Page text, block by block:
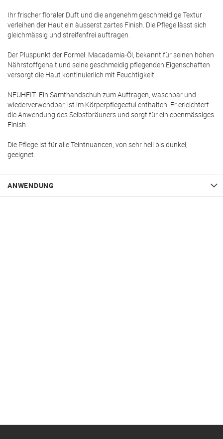
Ihr frischer floraler Duft und die angenehm geschmeidige Textur
verleihen der Haut ein äusserst zartes Finish. Die Pflege lässt sich
gleichmässig und streifenfrei auftragen.
Der Pluspunkt der Formel: Macadamia-Öl, bekannt für seinen hohen
Nährstoffgehalt und seine geschmeidig pflegenden Eigenschaften
versorgt die Haut kontinuierlich mit Feuchtigkeit.
NEUHEIT: Ein Samthandschuh zum Auftragen, waschbar und
wiederverwendbar, ist im Körperpflegeetui enthalten. Er erleichtert
die Anwendung des Selbstbräuners und sorgt für ein ebenmässiges
Finish.
Die Pflege ist für alle Teintnuancen, von sehr hell bis dunkel,
geeignet.
ANWENDUNG